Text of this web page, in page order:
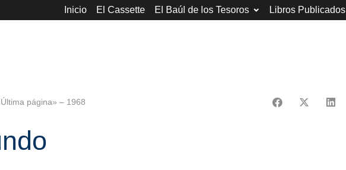
Inicio El Cassette El Baúl de los Tesoros Libros Publicados
página» – 1968